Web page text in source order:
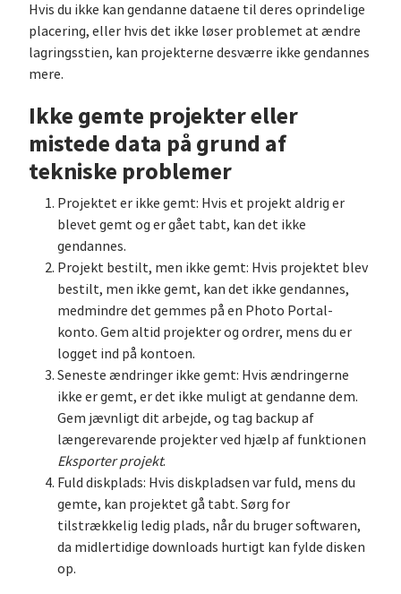
Hvis du ikke kan gendanne dataene til deres oprindelige
placering, eller hvis det ikke løser problemet at ændre
lagringsstien, kan projekterne desværre ikke gendannes
mere.
Ikke gemte projekter eller
mistede data på grund af
tekniske problemer
Projektet er ikke gemt: Hvis et projekt aldrig er
blevet gemt og er gået tabt, kan det ikke
gendannes.
Projekt bestilt, men ikke gemt: Hvis projektet blev
bestilt, men ikke gemt, kan det ikke gendannes,
medmindre det gemmes på en Photo Portal-
konto. Gem altid projekter og ordrer, mens du er
logget ind på kontoen.
Seneste ændringer ikke gemt: Hvis ændringerne
ikke er gemt, er det ikke muligt at gendanne dem.
Gem jævnligt dit arbejde, og tag backup af
længerevarende projekter ved hjælp af funktionen
Eksporter projekt.
Fuld diskplads: Hvis diskpladsen var fuld, mens du
gemte, kan projektet gå tabt. Sørg for
tilstrækkelig ledig plads, når du bruger softwaren,
da midlertidige downloads hurtigt kan fylde disken
op.